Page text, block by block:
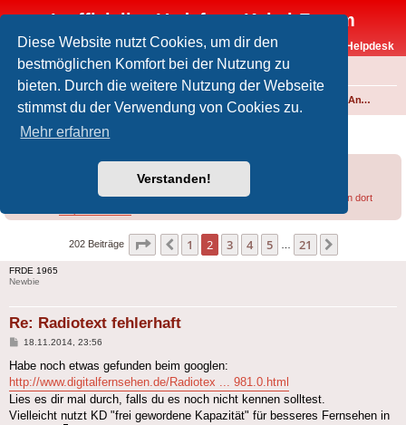
Diese Website nutzt Cookies, um dir den
bestmöglichen Komfort bei der Nutzung zu
bieten. Durch die weitere Nutzung der Webseite
stimmst du der Verwendung von Cookies zu.
Mehr erfahren
Verstanden!
Inoffizielles Vodafone-Kabel-Forum
Vodafone-Kabel-Helpdesk
FAQ
Foren-Übersicht Analoges Angebot
Radiotext fehlerhaft
Bei Empfangsproblemen lohnt sich u.U. einBlick in diesen Thread
bzw. in den dort
202 Beiträge Seite von
Vorherige
1 2 3 4 5 21
FRDE 1965
Newbie
Re: Radiotext fehlerhaft
Beitrag
18.11.2014, 23:56
Habe noch etwas gefunden beim googlen:
http://www.digitalfernsehen.de/Radiotex ... 981.0.html
Lies es dir mal durch, falls du es noch nicht kennen solltest.
Vielleicht nutzt KD "frei gewordene Kapazität" für besseres Fernsehen in